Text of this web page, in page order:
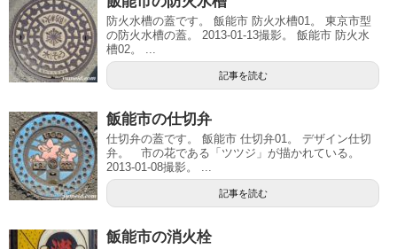
防火水槽の蓋です。 飯能市 防火水槽01。 東京市型
の防火水槽の蓋。 2013-01-13撮影。 飯能市 防火水
槽02。 ...
記事を読む
飯能市の仕切弁
仕切弁の蓋です。 飯能市 仕切弁01。 デザイン仕切
弁。 市の花である「ツツジ」が描かれている。
2013-01-08撮影。 ...
記事を読む
飯能市の消火栓